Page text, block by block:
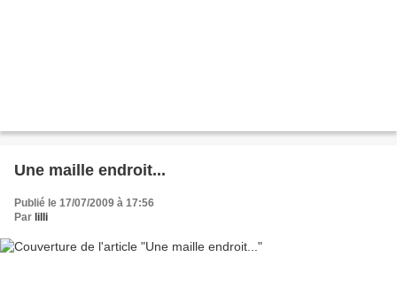
Une maille endroit...
Publié le 17/07/2009 à 17:56
Par lilli